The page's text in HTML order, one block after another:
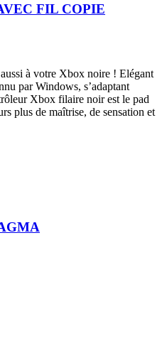
FIL COPIE
à votre Xbox noire ! Elégant
par Windows, s’adaptant
Xbox filaire noir est le pad
plus de maîtrise, de sensation et